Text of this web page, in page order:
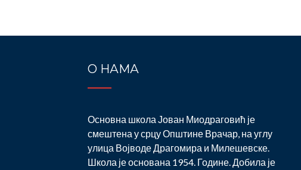
О НАМА
Основна школа Јован Миодраговић је
смештена у срцу Општине Врачар, на углу
улица Војводе Драгомира и Милешевске.
Школа је основана 1954. Године. Добила је